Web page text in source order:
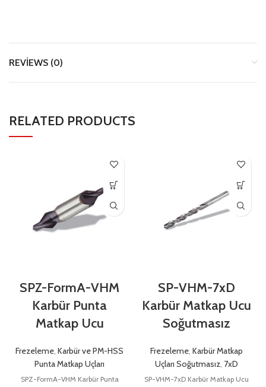
REVIEWS (0)
RELATED PRODUCTS
SPZ-FormA-VHM
Karbür Punta
Matkap Ucu
Frezeleme, Karbür ve PM-HSS
Punta Matkap Uçları
SPZ-FormA-VHM Karbür Punta
SP-VHM-7xD
Karbür Matkap Ucu
Soğutmasız
Frezeleme, Karbür Matkap
Uçları Soğutmasız, 7xD
SP-VHM-7xD Karbür Matkap Ucu